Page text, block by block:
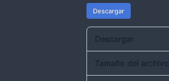
Descargar
Descargar
Tamaño del archivo